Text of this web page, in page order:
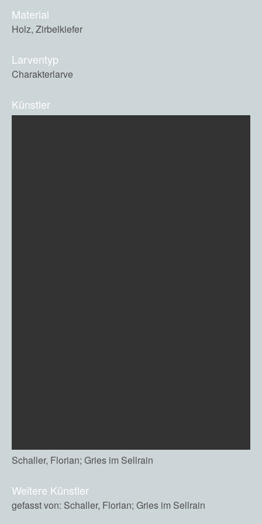
Material
Holz, Zirbelkiefer
Larventyp
Charakterlarve
Künstler
Schaller, Florian; Gries im Sellrain
Weitere Künstler
gefasst von: Schaller, Florian; Gries im Sellrain